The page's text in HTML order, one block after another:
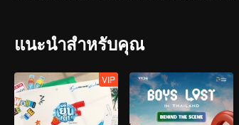
แนะนำสำหรับคุณ
VIP